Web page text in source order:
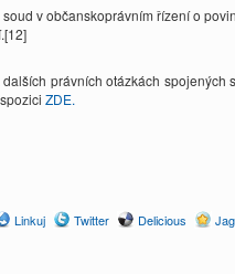
v občanskoprávním řízení o
právních otázkách spojených
ZDE.
Linkuj Twitter Delicious